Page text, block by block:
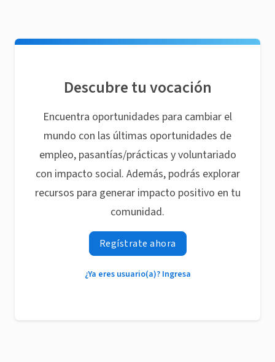
Descubre tu vocación
Encuentra oportunidades para cambiar el
mundo con las últimas oportunidades de
empleo, pasantías/prácticas y voluntariado
con impacto social. Además, podrás explorar
recursos para generar impacto positivo en tu
comunidad.
Regístrate ahora
¿Ya eres usuario(a)? Ingresa